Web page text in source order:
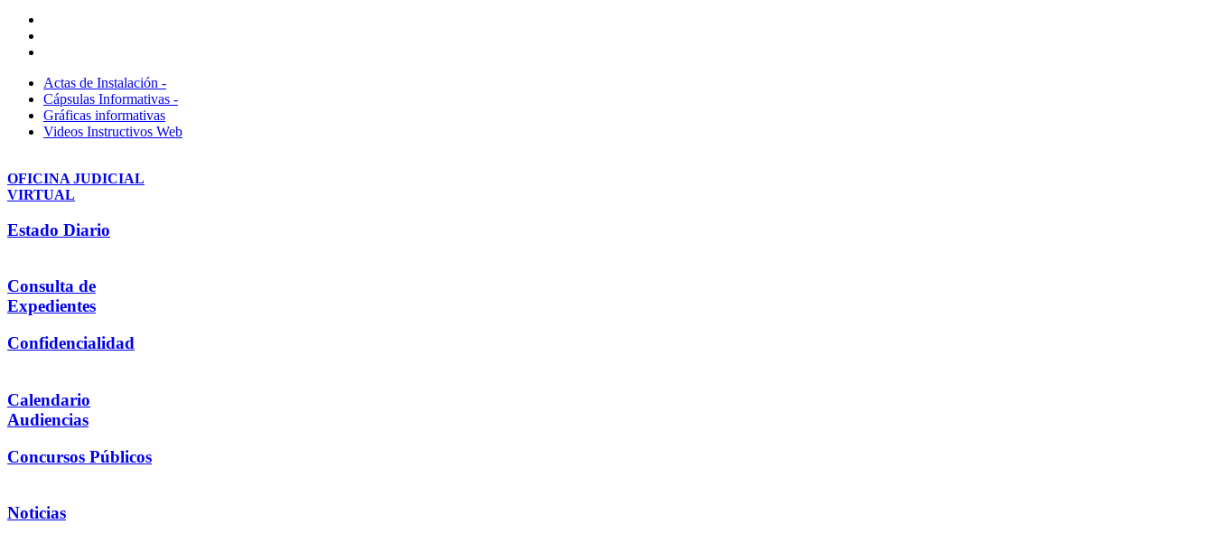
Actas de Instalación -
Cápsulas Informativas -
Gráficas informativas
Videos Instructivos Web
OFICINA JUDICIAL
VIRTUAL
Estado Diario
Consulta de
Expedientes
Confidencialidad
Calendario
Audiencias
Concursos Públicos
Noticias